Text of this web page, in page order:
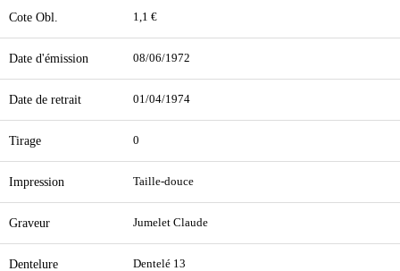
Cote Obl. 1,1 €
Date d'émission 08/06/1972
Date de retrait 01/04/1974
Tirage 0
Impression Taille-douce
Graveur Jumelet Claude
Dentelure Dentelé 13